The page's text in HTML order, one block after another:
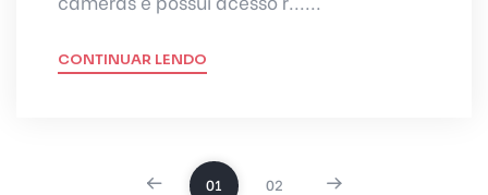
CONTINUAR LENDO
01 02